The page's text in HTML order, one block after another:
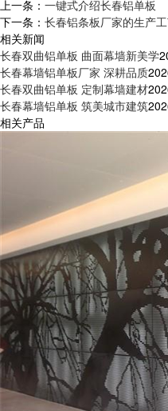
上一条： 一键式介绍长春铝单板
下一条： 长春铝条板厂家的生产
相关新闻
长春双曲铝单板 曲面幕墙新美学
长春幕墙铝单板厂家 深耕品质
长春双曲铝单板 定制幕墙建材
长春幕墙铝单板 筑美城市建筑
相关产品